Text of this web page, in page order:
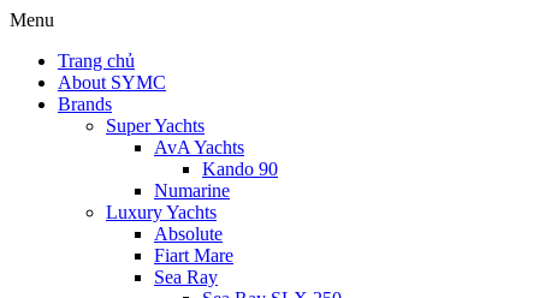
Menu
Trang chủ
About SYMC
Brands
Super Yachts
AvA Yachts
Kando 90
Numarine
Luxury Yachts
Absolute
Fiart Mare
Sea Ray